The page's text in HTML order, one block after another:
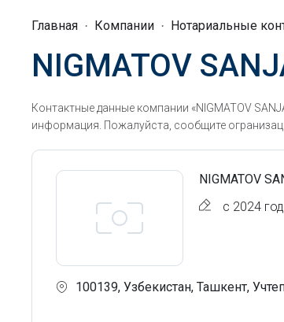
Главная Компании Нотариальные
NIGMATOV
Контактные данные компании «NIGMATOV
информация. Пожалуйста, сообщите
NIGMATOV
с 2024
100139, Узбекистан, Ташкент,